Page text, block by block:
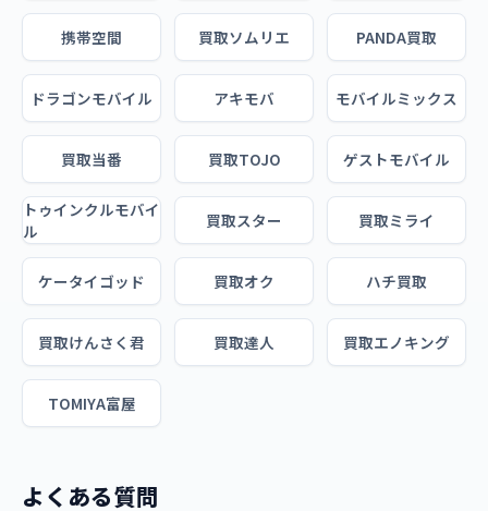
携帯空間 買取ソムリエ PANDA買取
ドラゴンモバイル アキモバ モバイルミックス
買取当番 買取TOJO ゲストモバイル
トゥインクルモバイ
ル
買取スター 買取ミライ
ケータイゴッド 買取オク ハチ買取
買取けんさく君 買取達人 買取エノキング
TOMIYA富屋
よくある質問